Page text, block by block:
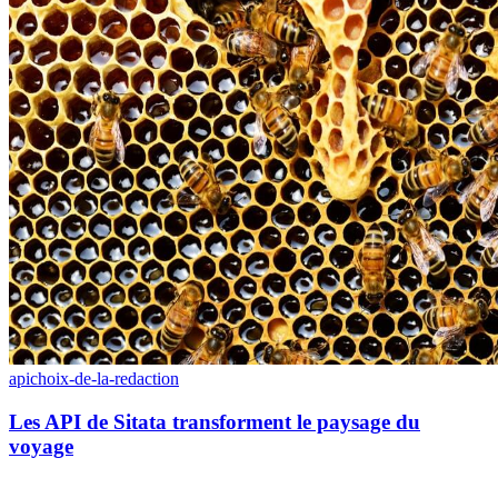
apichoix-de-la-redaction
Les API de Sitata transforment le paysage du
voyage